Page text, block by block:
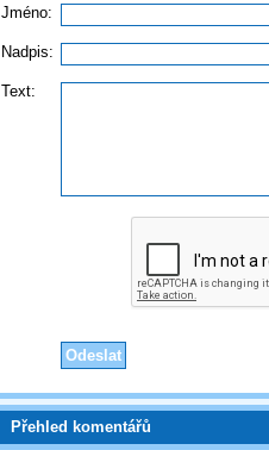
Jméno:
Nadpis:
Text:
Přehled komentářů